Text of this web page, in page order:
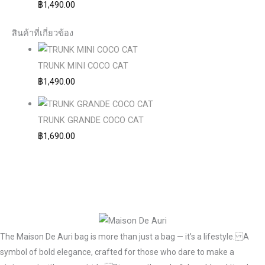
฿1,490.00
สินค้าที่เกี่ยวข้อง
TRUNK MINI COCO CAT
฿1,490.00
TRUNK GRANDE COCO CAT
฿1,690.00
The Maison De Auri bag is more than just a bag — it’s a lifestyle. A
symbol of bold elegance, crafted for those who dare to make a